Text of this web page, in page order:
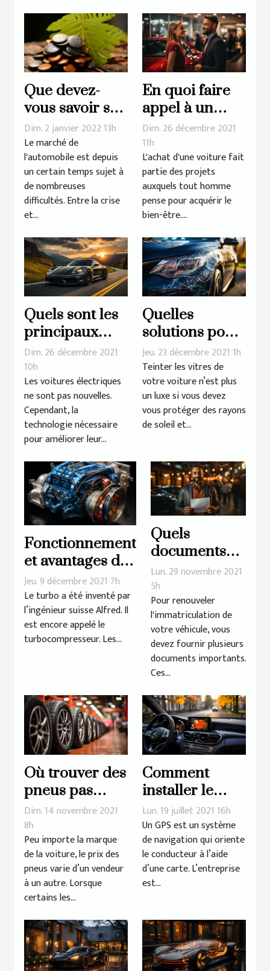
Que devez-
vous savoir sur
le malus
écologique ?
Dim. 2 janvier 2022 13h
Le marché de
l'automobile est depuis
un certain temps sujet à
de nombreuses
difficultés. Entre la crise
et...
En quoi faire
appel à un
mandataire
auto est-il
avantageux ?
Dim. 26 décembre 2021
11h
L'achat d'une voiture fait
partie des projets
auxquels tout homme
pense pour acquérir le
bien-être....
Quels sont les
principaux
avantages de la
voiture
électrique ?
Dim. 26 décembre 2021
10h
Les voitures électriques
ne sont pas nouvelles.
Cependant, la
technologie nécessaire
pour améliorer leur...
Quelles
solutions pour
teinter les
vitres de sa
voiture ?
Jeu. 23 décembre 2021 1h
Teinter les vitres de
votre voiture n’est plus
un luxe si vous devez
vous protéger des rayons
de soleil et...
Fonctionnement
et avantages du
Turbo de
véhicule
Jeu. 9 décembre 2021 7h
Le turbo a été inventé par
l’ingénieur suisse Alfred. Il
est encore appelé le
turbocompresseur. Les...
Quels
documents
dois-je
fournir pour
renouveler
ma carte
grise ?
Lun. 29 novembre 2021
5h
Pour renouveler
l'immatriculation de
votre véhicule, vous
devez fournir plusieurs
documents importants.
Ces...
Où trouver des
pneus pas
chers de
qualité pour
votre voiture ?
Dim. 14 novembre 2021
8h
Peu importe la marque
de la voiture, le prix des
pneus varie d’un vendeur
à un autre. Lorsque
certains les...
Comment
installer le
logiciel
d’actualisation
GPS ?
Lun. 19 juillet 2021 16h
Un GPS est un système
de navigation qui oriente
le conducteur à l’aide
d’une carte. L’entreprise
est...